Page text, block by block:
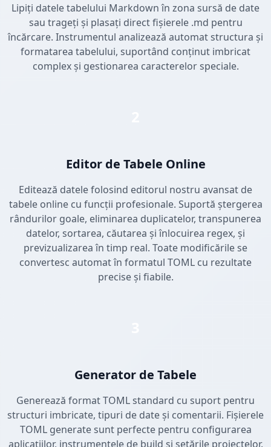
Lipiți datele tabelului Markdown în zona sursă de date
sau trageți și plasați direct fișierele .md pentru
încărcare. Instrumentul analizează automat structura și
formatarea tabelului, suportând conținut imbricat
complex și gestionarea caracterelor speciale.
Editor de Tabele Online
Editează datele folosind editorul nostru avansat de
tabele online cu funcții profesionale. Suportă ștergerea
rândurilor goale, eliminarea duplicatelor, transpunerea
datelor, sortarea, căutarea și înlocuirea regex, și
previzualizarea în timp real. Toate modificările se
convertesc automat în formatul TOML cu rezultate
precise și fiabile.
Generator de Tabele
Generează format TOML standard cu suport pentru
structuri imbricate, tipuri de date și comentarii. Fișierele
TOML generate sunt perfecte pentru configurarea
aplicațiilor, instrumentele de build și setările proiectelor.